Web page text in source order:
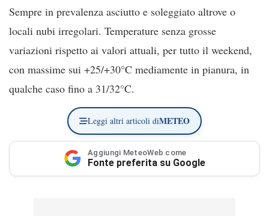
Sempre in prevalenza asciutto e soleggiato altrove o
locali nubi irregolari. Temperature senza grosse
variazioni rispetto ai valori attuali, per tutto il weekend,
con massime sui +25/+30°C mediamente in pianura, in
qualche caso fino a 31/32°C.
Leggi altri articoli diMETEO
Aggiungi MeteoWeb come
Fonte preferita su Google